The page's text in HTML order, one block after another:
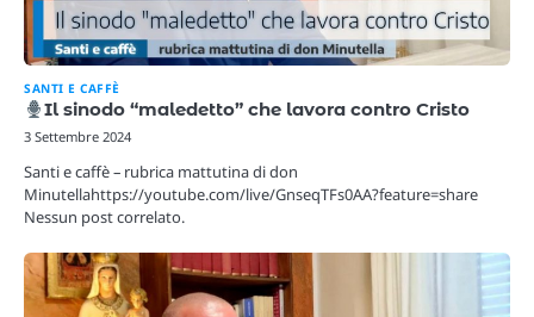
SANTI E CAFFÈ
Il sinodo “maledetto” che lavora contro Cristo
3 Settembre 2024
Santi e caffè – rubrica mattutina di don
Minutellahttps://youtube.com/live/GnseqTFs0AA?feature=share
Nessun post correlato.